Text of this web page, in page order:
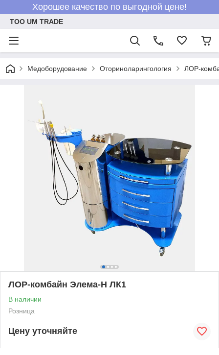
Хорошее качество по выгодной цене!
ТОО UM TRADE
Медоборудование Оториноларингология ЛОР-
ЛОР-комбайн Элема-Н ЛК1
В наличии
Розница
Цену уточняйте